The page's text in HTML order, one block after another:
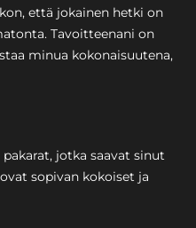
että jokainen hetki on
Tavoitteenani on
minua kokonaisuutena,
jotka saavat sinut
sopivan kokoiset ja